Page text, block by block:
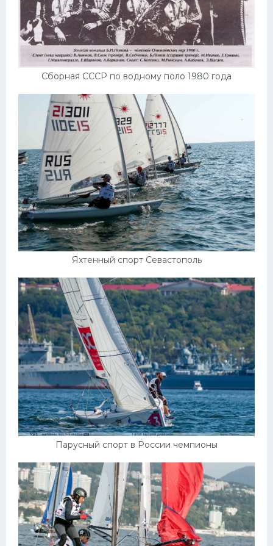
Сборная СССР по водному поло 1980 года
Яхтенный спорт Севастополь
Парусный спорт в России чемпионы